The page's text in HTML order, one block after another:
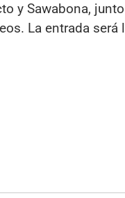
y Sawabona,
La entrada